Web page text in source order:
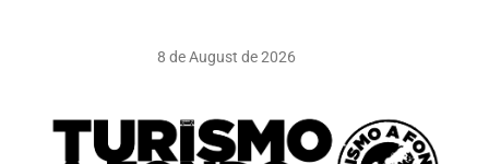
8 de August de 2026